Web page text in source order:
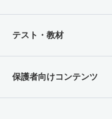
テスト・教材
保護者向けコンテンツ